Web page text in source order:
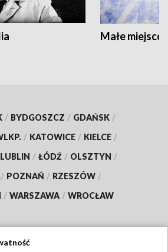
Małe
/ BYDGOSZCZ / GDAŃSK /
/ KATOWICE / KIELCE /
LUBLIN / ŁÓDŹ / OLSZTYN /
/ POZNAŃ / RZESZÓW /
/ WARSZAWA / WROCŁAW